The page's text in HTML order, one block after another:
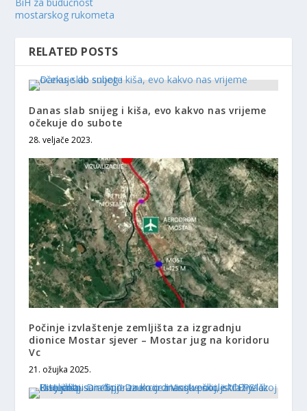
mostarskog rukometa
RELATED POSTS
Danas slab snijeg i kiša, evo kakvo nas vrijeme
očekuje do subote
28. veljače 2023.
Počinje izvlaštenje zemljišta za izgradnju
dionice Mostar sjever – Mostar jug na koridoru
Vc
21. ožujka 2025.